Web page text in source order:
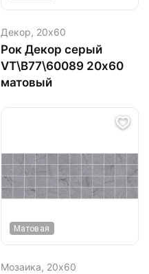
Декор, 20х60
Рок Декор серый
VT\B77\60089 20х60
матовый
Матовая
Мозаика, 20х60